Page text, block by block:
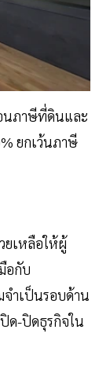
นภาษีที่ดินและ
ยกเว้นภาษี
ยเหลือให้ผู้
อกับ
จำเป็นรอบด้าน
ด-ปิดธุรกิจใน